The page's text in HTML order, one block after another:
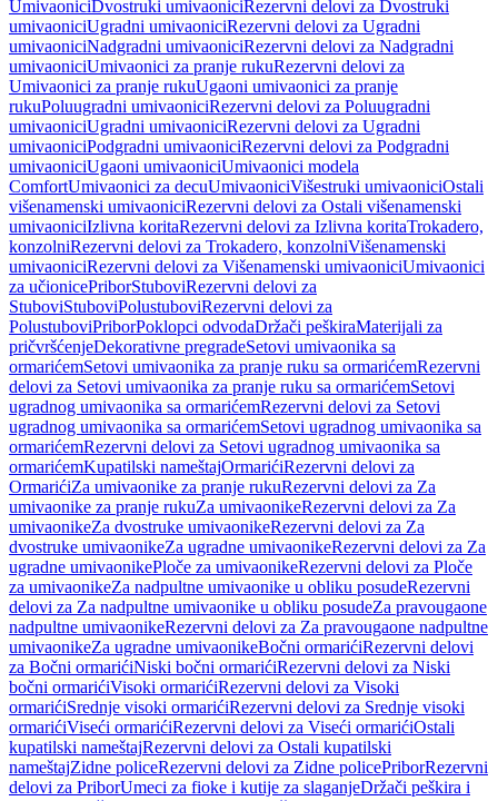
UmivaoniciDvostruki umivaoniciRezervni delovi za Dvostruki
umivaoniciUgradni umivaoniciRezervni delovi za Ugradni
umivaoniciNadgradni umivaoniciRezervni delovi za Nadgradni
umivaoniciUmivaonici za pranje rukuRezervni delovi za
Umivaonici za pranje rukuUgaoni umivaonici za pranje
rukuPoluugradni umivaoniciRezervni delovi za Poluugradni
umivaoniciUgradni umivaoniciRezervni delovi za Ugradni
umivaoniciPodgradni umivaoniciRezervni delovi za Podgradni
umivaoniciUgaoni umivaoniciUmivaonici modela
ComfortUmivaonici za decuUmivaoniciVišestruki umivaoniciOstali
višenamenski umivaoniciRezervni delovi za Ostali višenamenski
umivaoniciIzlivna koritaRezervni delovi za Izlivna koritaTrokadero,
konzolniRezervni delovi za Trokadero, konzolniVišenamenski
umivaoniciRezervni delovi za Višenamenski umivaoniciUmivaonici
za učionicePriborStuboviRezervni delovi za
StuboviStuboviPolustuboviRezervni delovi za
PolustuboviPriborPoklopci odvodaDržači peškiraMaterijali za
pričvršćenjeDekorativne pregradeSetovi umivaonika sa
ormarićemSetovi umivaonika za pranje ruku sa ormarićemRezervni
delovi za Setovi umivaonika za pranje ruku sa ormarićemSetovi
ugradnog umivaonika sa ormarićemRezervni delovi za Setovi
ugradnog umivaonika sa ormarićemSetovi ugradnog umivaonika sa
ormarićemRezervni delovi za Setovi ugradnog umivaonika sa
ormarićemKupatilski nameštajOrmarićiRezervni delovi za
OrmarićiZa umivaonike za pranje rukuRezervni delovi za Za
umivaonike za pranje rukuZa umivaonikeRezervni delovi za Za
umivaonikeZa dvostruke umivaonikeRezervni delovi za Za
dvostruke umivaonikeZa ugradne umivaonikeRezervni delovi za Za
ugradne umivaonikePloče za umivaonikeRezervni delovi za Ploče
za umivaonikeZa nadpultne umivaonike u obliku posudeRezervni
delovi za Za nadpultne umivaonike u obliku posudeZa pravougaone
nadpultne umivaonikeRezervni delovi za Za pravougaone nadpultne
umivaonikeZa ugradne umivaonikeBočni ormarićiRezervni delovi
za Bočni ormarićiNiski bočni ormarićiRezervni delovi za Niski
bočni ormarićiVisoki ormarićiRezervni delovi za Visoki
ormarićiSrednje visoki ormarićiRezervni delovi za Srednje visoki
ormarićiViseći ormarićiRezervni delovi za Viseći ormarićiOstali
kupatilski nameštajRezervni delovi za Ostali kupatilski
nameštajZidne policeRezervni delovi za Zidne policePriborRezervni
delovi za PriborUmeci za fioke i kutije za slaganjeDržači peškira i